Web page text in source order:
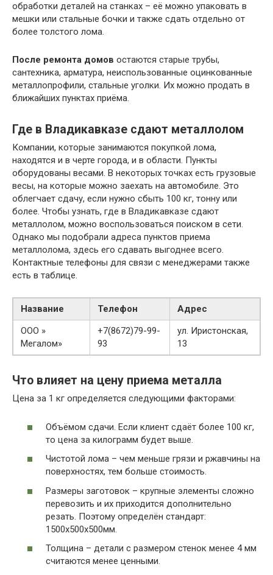
обработки деталей на станках – её можно упаковать в
мешки или стальные бочки и также сдать отдельно от
более толстого лома.
После ремонта домов остаются старые трубы,
сантехника, арматура, неиспользованные оцинкованные
металлопрофили, стальные уголки. Их можно продать в
ближайших пунктах приёма.
Где в Владикавказе сдают металлолом
Компании, которые занимаются покупкой лома,
находятся и в черте города, и в области. Пункты
оборудованы весами. В некоторых точках есть грузовые
весы, на которые можно заехать на автомобиле. Это
облегчает сдачу, если нужно сбыть 100 кг, тонну или
более. Чтобы узнать, где в Владикавказе сдают
металлолом, можно воспользоваться поиском в сети.
Однако мы подобрали адреса пунктов приема
металлолома, здесь его сдавать выгоднее всего.
Контактные телефоны для связи с менеджерами также
есть в таблице.
Название Телефон
Адрес
ООО »
Мегалом»
+7(8672)79-99-
93
ул. Иристонская,
13
Что влияет на цену приема металла
Цена за 1 кг определяется следующими факторами:
Объёмом сдачи. Если клиент сдаёт более 100 кг,
то цена за килограмм будет выше.
Чистотой лома – чем меньше грязи и ржавчины на
поверхностях, тем больше стоимость.
Размеры заготовок – крупные элементы сложно
перевозить и их приходится дополнительно
резать. Поэтому определён стандарт:
1500х500х500мм.
Толщина – детали с размером стенок менее 4 мм
считаются менее ценными.